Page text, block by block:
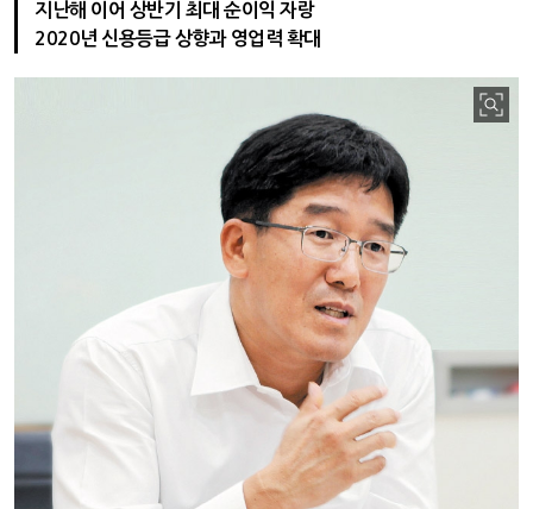
지난해 이어 상반기 최대 순이익 자랑
2020년 신용등급 상향과 영업력 확대